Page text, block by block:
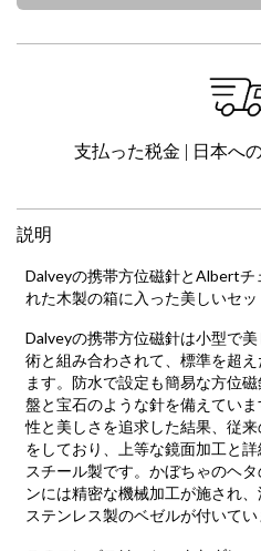
支払った税金 | 日本へ
説明
Dalveyの携帯方位磁針とAlbertチ
れた木製の箱に入った美しいセッ
Dalveyの携帯方位磁針は小型で
術と組み合わされて、標準を超
ます。防水で設定も簡易な方位
盤と宝石のような針を備えてい
性と美しさを追求した結果、従
をしており、上等な鏡面加工と
スチール製です。かぼちゃのヘ
ンには精密な機械加工が施され
ステンレス製のベゼルが付いてい